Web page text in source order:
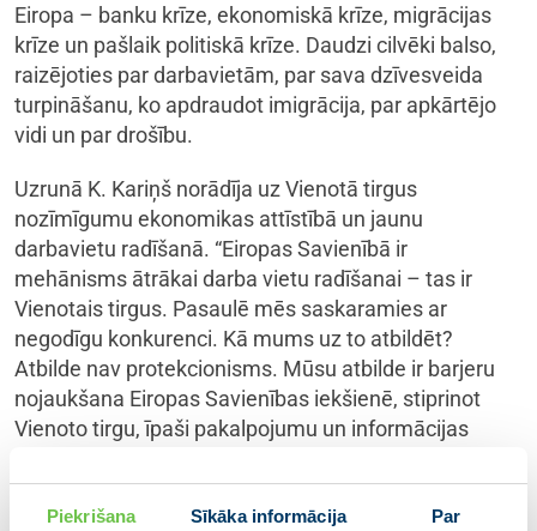
Piekrišana Sīkāka informācija Par
Eiropa – banku krīze, ekonomiskā krīze, migrācijas
krīze un pašlaik politiskā krīze. Daudzi cilvēki balso,
raizējoties par darbavietām, par sava dzīvesveida
turpināšanu, ko apdraudot imigrācija, par apkārtējo
vidi un par drošību.
Uzrunā K. Kariņš norādīja uz Vienotā tirgus
nozīmīgumu ekonomikas attīstībā un jaunu
darbavietu radīšanā. “Eiropas Savienībā ir
mehānisms ātrākai darba vietu radīšanai – tas ir
Vienotais tirgus. Pasaulē mēs saskaramies ar
negodīgu konkurenci. Kā mums uz to atbildēt?
Atbilde nav protekcionisms. Mūsu atbilde ir barjeru
nojaukšana Eiropas Savienības iekšienē, stiprinot
Vienoto tirgu, īpaši pakalpojumu un informācijas
Runājot par drošību, K. Kariņš atzina, ka izpratne par